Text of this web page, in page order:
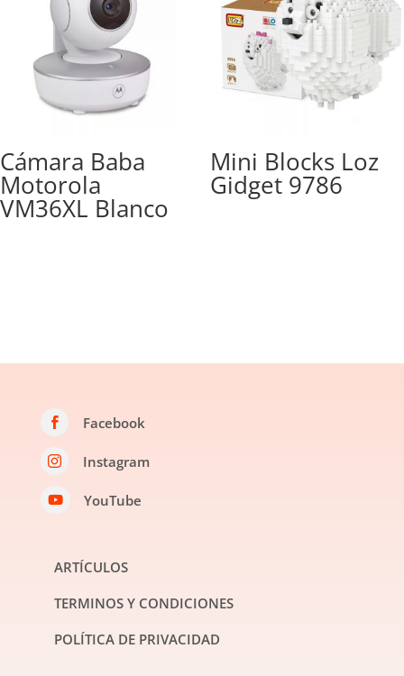
Cámara Baba
Motorola
VM36XL Blanco
Mini Blocks Loz
Gidget 9786
 Facebook
 Instagram
 YouTube
ARTÍCULOS
TERMINOS Y CONDICIONES
POLÍTICA DE PRIVACIDAD